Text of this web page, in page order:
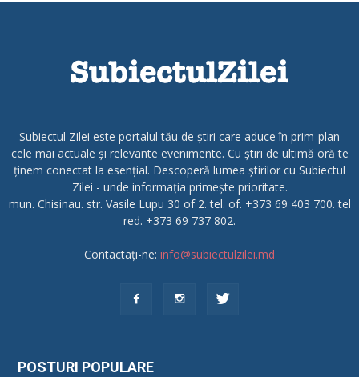
Subiectul Zilei este portalul tău de știri care aduce în prim-plan
cele mai actuale și relevante evenimente. Cu știri de ultimă oră te
ținem conectat la esențial. Descoperă lumea știrilor cu Subiectul
Zilei - unde informația primește prioritate.
mun. Chisinau. str. Vasile Lupu 30 of 2. tel. of. +373 69 403 700. tel
red. +373 69 737 802.
Contactați-ne: info@subiectulzilei.md
POSTURI POPULARE